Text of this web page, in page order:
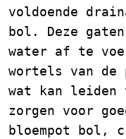
voldoende
bol. Deze
water af te
wortels van de
wat kan
zorgen voor
bloempot bol,